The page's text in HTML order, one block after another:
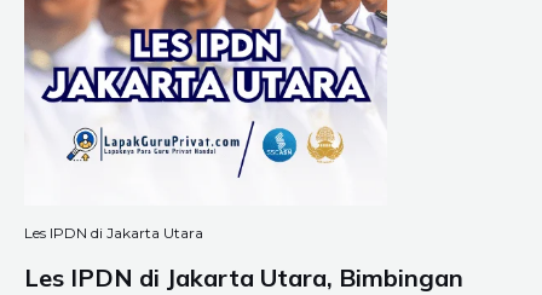
Les IPDN di Jakarta Utara
Les IPDN di Jakarta Utara, Bimbingan